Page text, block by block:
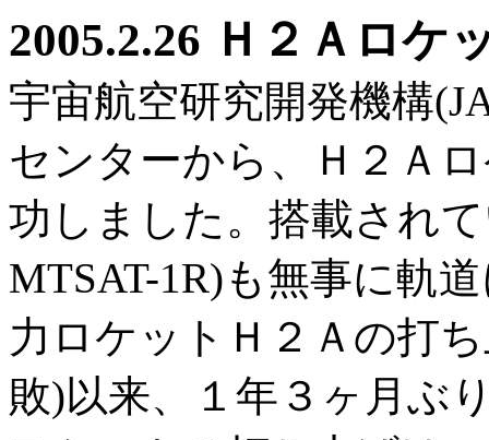
2005.2.26 Ｈ２Ａロケ
宇宙航空研究開発機構
センターから、Ｈ２Ａ
功しました。搭載され
MTSAT-1R)も無事に軌
力ロケットＨ２Ａの打
敗)以来、１年３ヶ月ぶ